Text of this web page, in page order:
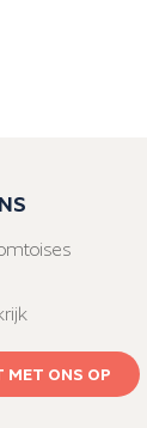
MET ONS OP